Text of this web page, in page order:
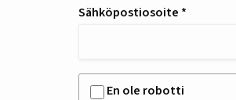
Sähköpostiosoite *
En ole robotti